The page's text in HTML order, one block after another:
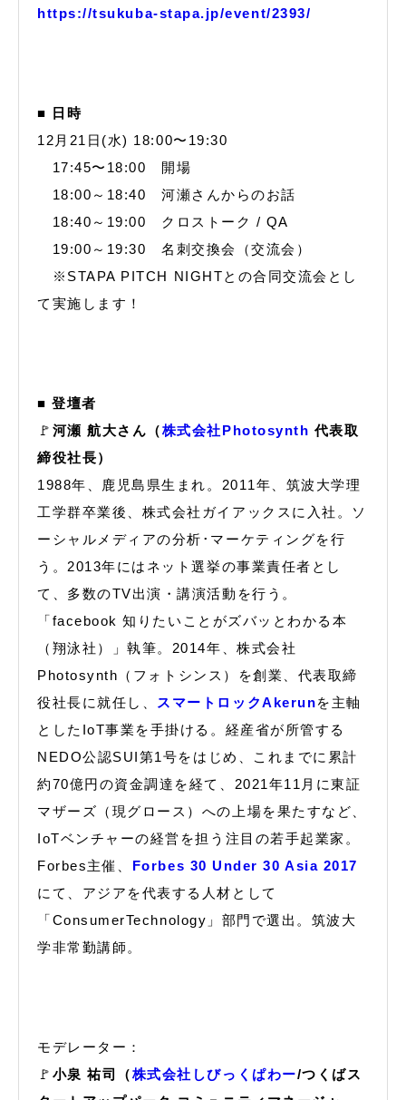
https://tsukuba-stapa.jp/event/2393/
■ 日時
12月21日(水) 18:00〜19:30
17:45〜18:00 開場
18:00～18:40 河瀬さんからのお話
18:40～19:00 クロストーク / QA
19:00～19:30 名刺交換会（交流会）
※STAPA PITCH NIGHTとの合同交流会とし
て実施します！
■ 登壇者
🚩 河瀬 航大さん（株式会社Photosynth 代表取
締役社長）
1988年、鹿児島県生まれ。2011年、筑波大学理
工学群卒業後、株式会社ガイアックスに入社。ソ
ーシャルメディアの分析･マーケティングを行
う。2013年にはネット選挙の事業責任者とし
て、多数のTV出演・講演活動を行う。
「facebook 知りたいことがズバッとわかる本
（翔泳社）」執筆。2014年、株式会社
Photosynth（フォトシンス）を創業、代表取締
役社長に就任し、
スマートロックAkerunを主軸
としたIoT事業を手掛ける。経産省が所管する
NEDO公認SUI第1号をはじめ、これまでに累計
約70億円の資金調達を経て、2021年11月に東証
マザーズ（現グロース）への上場を果たすなど、
IoTベンチャーの経営を担う注目の若手起業家。
Forbes主催、 Forbes 30 Under 30 Asia 2017
にて、アジアを代表する人材として
「ConsumerTechnology」部門で選出。筑波大
学非常勤講師。
モデレーター：
🚩 小泉 祐司（株式会社しびっくぱわー/つくばス